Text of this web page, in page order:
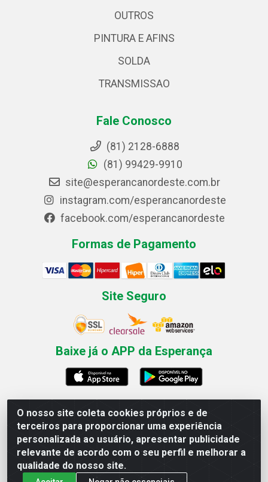
O nosso site coleta cookies próprios e de
terceiros para proporcionar uma experiência
personalizada ao usuário, apresentar publicidade
relevante de acordo com o seu perfil e melhorar a
qualidade do nosso site.
OUTROS
PINTURA E AFINS
SOLDA
TRANSMISSAO
Fale Conosco
(81) 2128-6888
(81) 99429-9910
site@esperancanordeste.com.br
instagram.com/esperancanordeste
facebook.com/esperancanordeste
Formas de Pagamento
Site Seguro
Baixe já o APP da Esperança
Esperança Nordeste - Rua Professor Caldas Filho, 291 -
Estância - Recife / PE CEP: 50771-335 - CNPJ
03.666.136/0001-23